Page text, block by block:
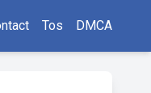
Tos DMCA